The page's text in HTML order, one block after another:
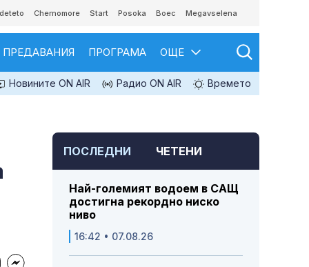
Chernomore Start Posoka Boec Megavselena
ПРЕДАВАНИЯ ПРОГРАМА ОЩЕ
Новините ON AIR Радио ON AIR Времето
ПОСЛЕДНИ ЧЕТЕНИ
Най-големият водоем в САЩ
достигна рекордно ниско
ниво
16:42 • 07.08.26